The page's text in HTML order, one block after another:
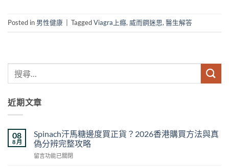
Posted in 男性健康 TaggedViagra上癮, 威而鋼迷思,醫生解答
近期文章
08
8 月
Spinach汗馬糖邊度買正貨？2026香港購買方法與真
偽分辨完整攻略
在
留言功能已關閉